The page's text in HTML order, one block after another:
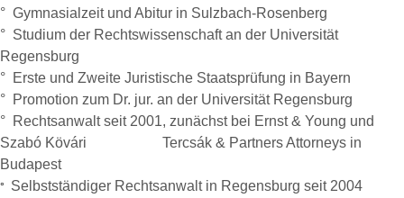
° Gymnasialzeit und Abitur in Sulzbach-Rosenberg
° Studium der Rechtswissenschaft an der Universität
Regensburg
° Erste und Zweite Juristische Staatsprüfung in Bayern
° Promotion zum Dr. jur. an der Universität Regensburg
° Rechtsanwalt seit 2001, zunächst bei Ernst & Young und
Szabó Kövári Tercsák & Partners Attorneys in
Budapest
° Selbstständiger Rechtsanwalt in Regensburg seit 2004